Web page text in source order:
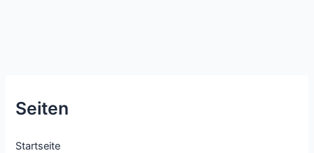
Seiten
Startseite